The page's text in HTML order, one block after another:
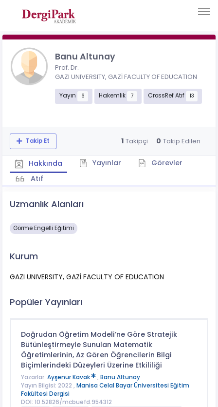
Banu Altunay
Prof. Dr.
GAZI UNIVERSITY, GAZİ FACULTY OF EDUCATION
Yayın 6 Hakemlik 7 CrossRef Atıf 13
Takip Et 1 Takipçi 0 Takip Edilen
Hakkında Yayınlar
Görevler
Atıf
Uzmanlık Alanları
Görme Engelli Eğitimi
Kurum
GAZI UNIVERSITY, GAZİ FACULTY OF EDUCATION
Popüler Yayınları
Doğrudan Öğretim Modeli’ne Göre Stratejik
Bütünleştirmeyle Sunulan Matematik
Öğretimlerinin, Az Gören Öğrencilerin Bilgi
Biçimlerindeki Düzeyleri Üzerine Etkililiği
Yazarlar: Ayşenur Kavak , Banu Altunay
Yayın Bilgisi: 2022 , Manisa Celal Bayar Üniversitesi Eğitim
Fakültesi Dergisi
DOI: 10.52826/mcbuefd.954312